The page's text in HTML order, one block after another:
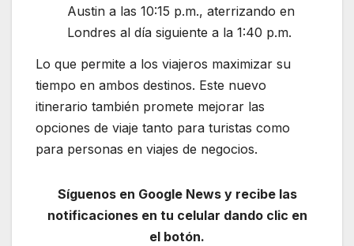
Austin a las 10:15 p.m., aterrizando en
Londres al día siguiente a la 1:40 p.m.
Lo que permite a los viajeros maximizar su
tiempo en ambos destinos. Este nuevo
itinerario también promete mejorar las
opciones de viaje tanto para turistas como
para personas en viajes de negocios.
Síguenos en Google News y recibe las
notificaciones en tu celular dando clic en
el botón.